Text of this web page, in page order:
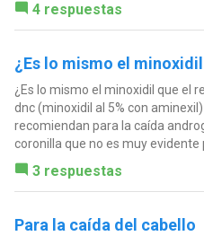
4 respuestas
¿Es lo mismo el
¿Es lo mismo el minoxidil que el
dnc (minoxidil al 5% con
recomiendan para la caída
coronilla que no es muy evidente
3 respuestas
Para la caída del cabello